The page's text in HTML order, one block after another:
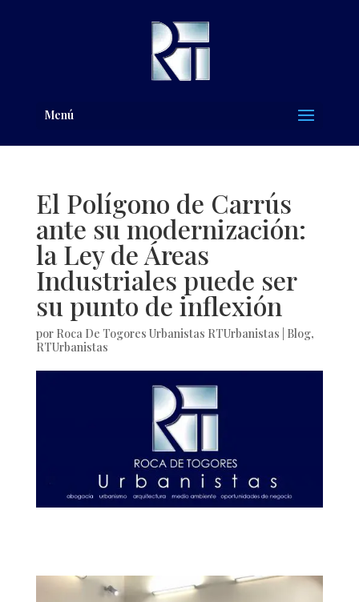
Menú
El Polígono de Carrús
ante su modernización:
la Ley de Áreas
Industriales puede ser
su punto de inflexión
por Roca De Togores Urbanistas RTUrbanistas Blog,
RTUrbanistas